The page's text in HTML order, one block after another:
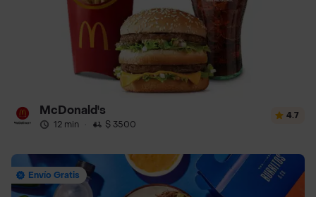
McDonald's
12 min · $ 3500
4.7
Envío Gratis